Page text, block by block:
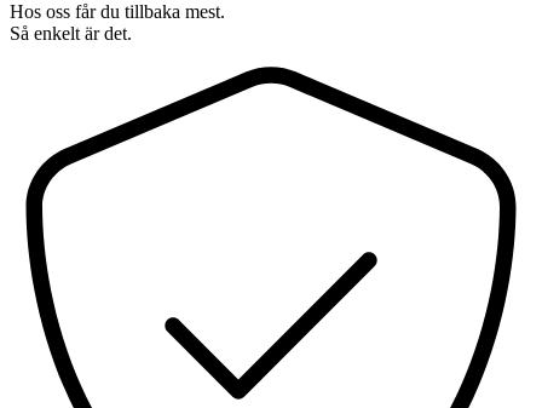
Hos oss får du tillbaka mest.
Så enkelt är det.